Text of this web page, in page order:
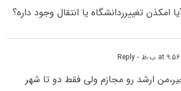
امکذن تغییرردانشگاه یا انتقال وجود داره؟
- Reply
ارشد رو مجازم ولی فقط دو تا شهر